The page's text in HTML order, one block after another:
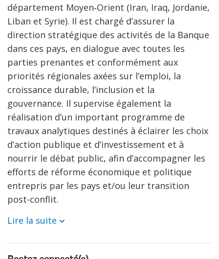
département Moyen‑Orient (Iran, Iraq, Jordanie,
Liban et Syrie). Il est chargé d’assurer la
direction stratégique des activités de la Banque
dans ces pays, en dialogue avec toutes les
parties prenantes et conformément aux
priorités régionales axées sur l’emploi, la
croissance durable, l’inclusion et la
gouvernance. Il supervise également la
réalisation d’un important programme de
travaux analytiques destinés à éclairer les choix
d’action publique et d’investissement et à
nourrir le débat public, afin d’accompagner les
efforts de réforme économique et politique
entrepris par les pays et/ou leur transition
post-conflit.
Lire la suite